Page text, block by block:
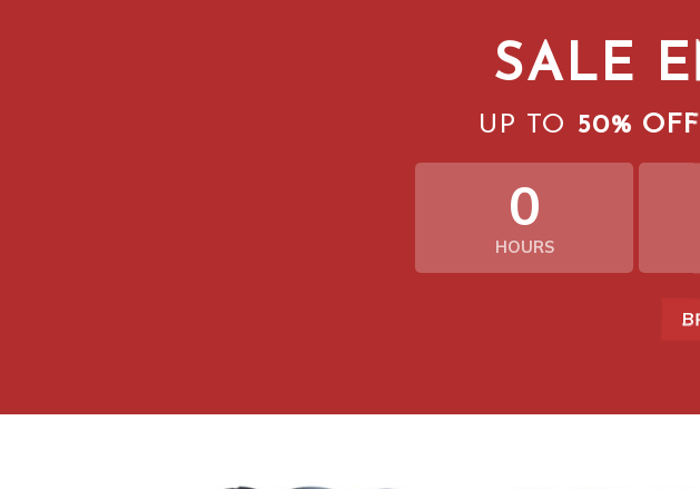
SALE
UP TO 50% OFF
0
HOURS